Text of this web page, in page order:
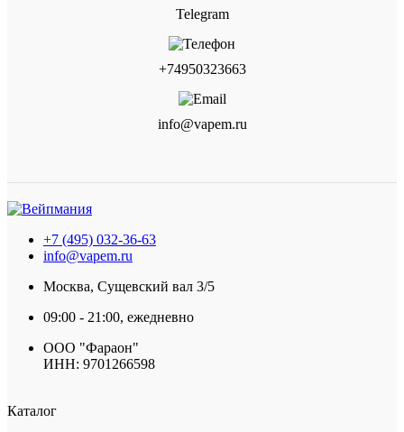
Telegram
+74950323663
info@vapem.ru
+7 (495) 032-36-63
info@vapem.ru
Москва, Сущевский вал 3/5
09:00 - 21:00, ежедневно
ООО "Фараон"
ИНН: 9701266598
Каталог